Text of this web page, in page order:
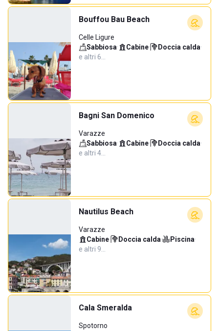
Bouffou Bau Beach
Celle Ligure
Sabbiosa· Cabine· Doccia calda·
e altri 6…
Bagni San Domenico
Varazze
Sabbiosa· Cabine· Doccia calda·
e altri 4…
Nautilus Beach
Varazze
Cabine· Doccia calda· Piscina·
e altri 9…
Cala Smeralda
Spotorno